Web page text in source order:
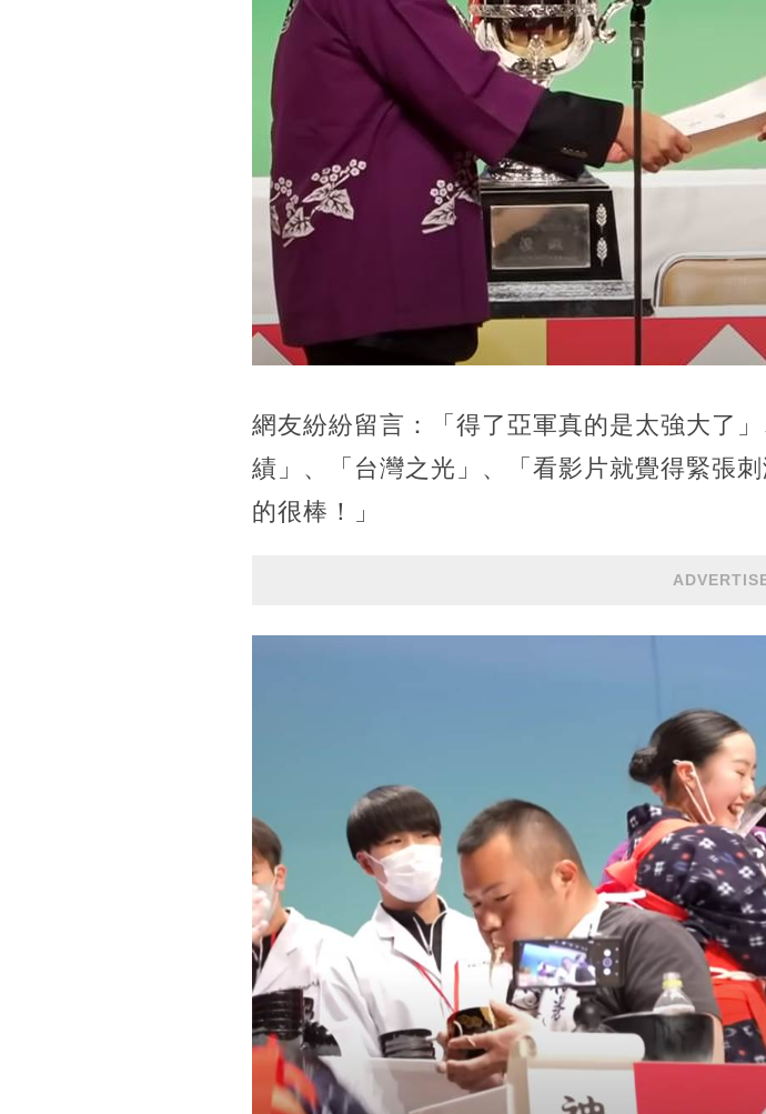
網友紛紛留言：「得了亞軍真的是太強大了
績」、「台灣之光」、「看影片就覺得緊張
的很棒！」